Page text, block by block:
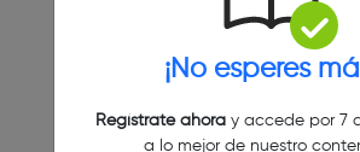
¡No esperes
Regístrate ahoray accede por 7
a lo mejor de nuestro